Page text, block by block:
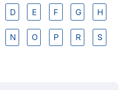
D E F G H
N O P R S